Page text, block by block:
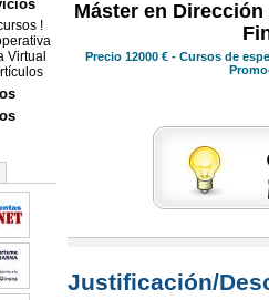
!
Virtual
Máster en
Precio 12000 € - Cursos de
Justificación/